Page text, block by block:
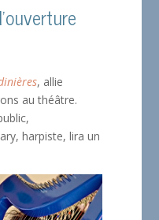
, allie
au théâtre.
harpiste, lira un